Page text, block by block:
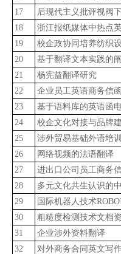
17
后现代主义批评视阀
18
浙江报纸媒体中热点
19
校企政协同培养纺织
20
基于翻译文本实践的
21
杨宪益翻译研究
22
企业员工英语商务信
23
基于语料库的英语函
24
校企文化对接与品牌
25
涉外贸易基础外语培训
26
网络视频的法语翻译
27
进出口公司员工商务
28
多元文化共生认识的
29
国际机器人技术
30
粗糙度检测技术文档
31
企业涉外资料翻译
32
对外商务合同英文写